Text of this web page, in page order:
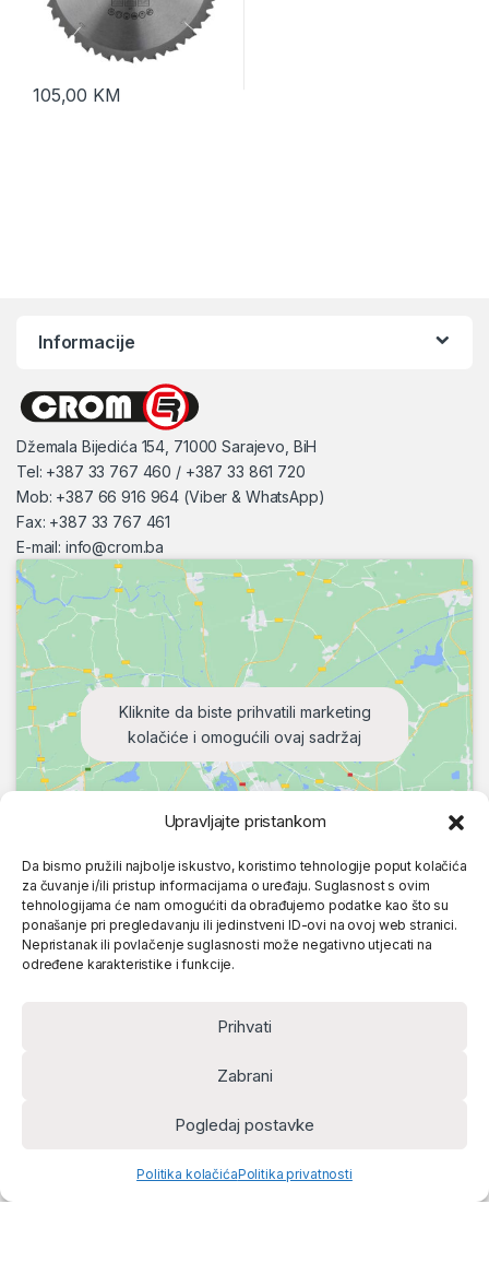
Upravljajte pristankom
Da bismo pružili najbolje iskustvo, koristimo tehnologije poput kolačića
za čuvanje i/ili pristup informacijama o uređaju. Suglasnost s ovim
tehnologijama će nam omogućiti da obrađujemo podatke kao što su
ponašanje pri pregledavanju ili jedinstveni ID-ovi na ovoj web stranici.
Nepristanak ili povlačenje suglasnosti može negativno utjecati na
određene karakteristike i funkcije.
Prihvati
Zabrani
Pogledaj postavke
Politika kolačićaPolitika privatnosti
105,00 KM
Informacije
Džemala Bijedića 154, 71000 Sarajevo, BiH
Tel: +387 33 767 460 / +387 33 861 720
Mob: +387 66 916 964 (Viber & WhatsApp)
Fax: +387 33 767 461
E-mail: info@crom.ba
Kliknite da biste prihvatili marketing
kolačiće i omogućili ovaj sadržaj
Account Cart